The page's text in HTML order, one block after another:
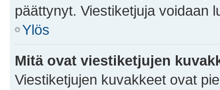
päättynyt. Viestiketjuja voidaan
Ylös
Mitä ovat viestiketjujen
Viestiketjujen kuvakkeet ovat